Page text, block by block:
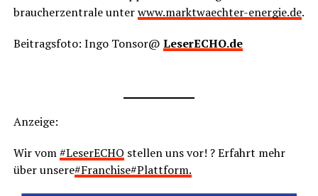
brau­cher­zen­tra­le unterwww.marktwaechter-energie.de.
Bei­trags­fo­to: Ingo Tonsor@ LeserECHO.de
Anzei­ge:
Wir vom#Lese­r­ECHO stel­len uns vor! ? Erfahrt mehr
über unse­re#Franchise#Plattform.